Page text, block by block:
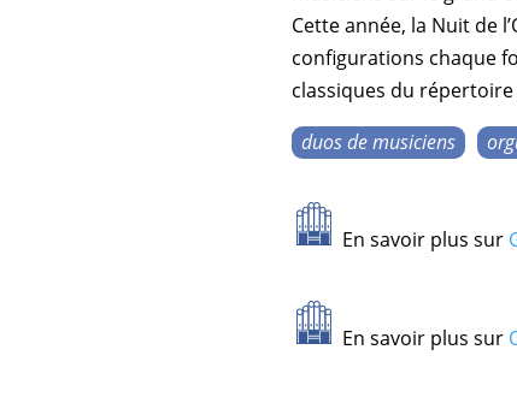
Cette année, la Nuit de
configurations chaque
classiques du
duos de musiciens
En savoir plus sur
En savoir plus sur